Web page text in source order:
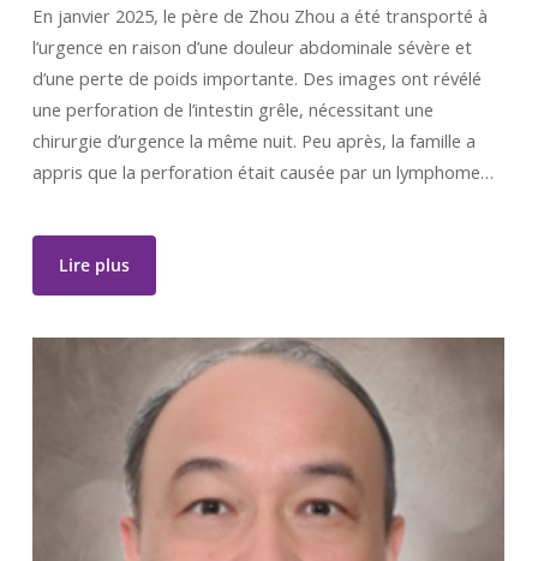
En janvier 2025, le père de Zhou Zhou a été transporté à
l’urgence en raison d’une douleur abdominale sévère et
d’une perte de poids importante. Des images ont révélé
une perforation de l’intestin grêle, nécessitant une
chirurgie d’urgence la même nuit. Peu après, la famille a
appris que la perforation était causée par un lymphome…
Lire plus